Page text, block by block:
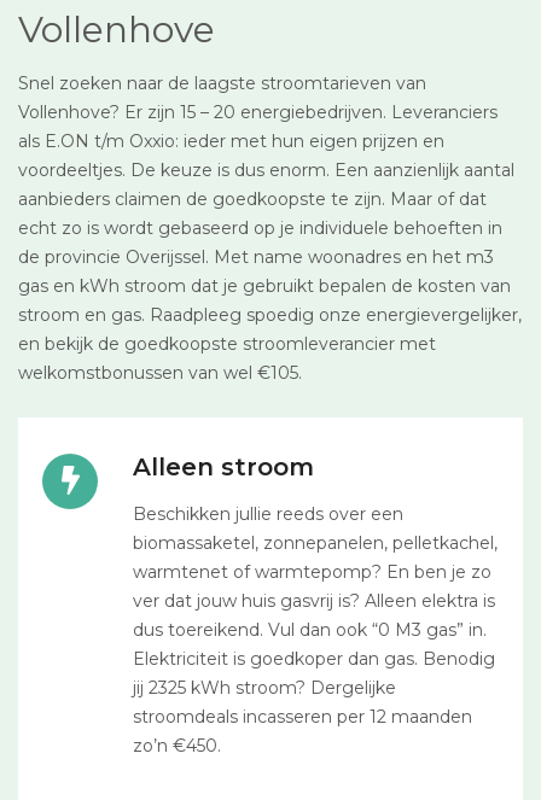
Vollenhove
Snel zoeken naar de laagste stroomtarieven van
Vollenhove? Er zijn 15 – 20 energiebedrijven. Leveranciers
als E.ON t/m Oxxio: ieder met hun eigen prijzen en
voordeeltjes. De keuze is dus enorm. Een aanzienlijk aantal
aanbieders claimen de goedkoopste te zijn. Maar of dat
echt zo is wordt gebaseerd op je individuele behoeften in
de provincie Overijssel. Met name woonadres en het m3
gas en kWh stroom dat je gebruikt bepalen de kosten van
stroom en gas. Raadpleeg spoedig onze energievergelijker,
en bekijk de goedkoopste stroomleverancier met
welkomstbonussen van wel €105.
Alleen stroom
Beschikken jullie reeds over een
biomassaketel, zonnepanelen, pelletkachel,
warmtenet of warmtepomp? En ben je zo
ver dat jouw huis gasvrij is? Alleen elektra is
dus toereikend. Vul dan ook “0 M3 gas” in.
Elektriciteit is goedkoper dan gas. Benodig
jij 2325 kWh stroom? Dergelijke
stroomdeals incasseren per 12 maanden
zo’n €450.